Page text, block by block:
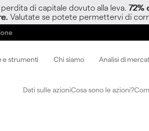
di capitale dovuto alla leva. 72%
Valutate se potete permettervi di
e strumenti Chi siamo Analisi di
Dati sulle azioniCosa sono le azioni?